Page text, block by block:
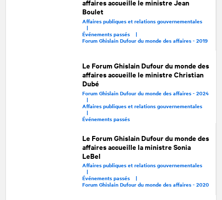
affaires accueille le ministre Jean
Boulet
Affaires publiques et relations gouvernementales
|
Événements passés |
Forum Ghislain Dufour du monde des affaires - 2019
Le Forum Ghislain Dufour du monde des
affaires accueille le ministre Christian
Dubé
Forum Ghislain Dufour du monde des affaires - 2024
|
Affaires publiques et relations gouvernementales
|
Événements passés
Le Forum Ghislain Dufour du monde des
affaires accueille la ministre Sonia
LeBel
Affaires publiques et relations gouvernementales
|
Événements passés |
Forum Ghislain Dufour du monde des affaires - 2020